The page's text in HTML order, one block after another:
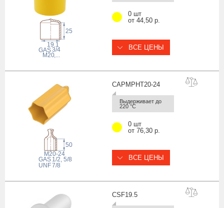
19.1
25
GAS3/4
,...
M20
0 шт
от 44,50 р.
ВСЕ ЦЕНЫ
CAPMPHT20-24
Выдерживает до
220 °С
50
GAS 1/2, 5/8
UNF7/8
M20-24
0 шт
от 76,30 р.
ВСЕ ЦЕНЫ
CSF19.5